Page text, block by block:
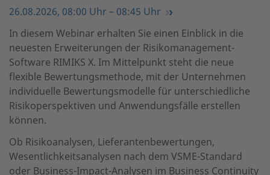
26.08.2026, 08:00 Uhr – 08:45 Uhr
In diesem Webinar erhalten Sie einen Einblick in die
neuesten Erweiterungen der Risikomanagement-
Software RIMIKS X. Im Mittelpunkt steht die neue
flexible Bewertungsmethode, mit der Unternehmen
individuelle Bewertungsmodelle für unterschiedliche
Risikoperspektiven und Anwendungsfälle erstellen
können.
Ob Risikoanalysen, Lieferantenbewertungen,
Wesentlichkeitsanalysen nach dem VSME-Standard
oder Business-Impact-Analysen im Business Continuity